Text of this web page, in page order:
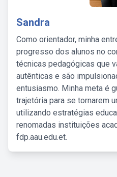
Sandra
Como orientador, minha
progresso dos alunos no
técnicas pedagógicas que
autênticas e são
entusiasmo. Minha meta é
trajetória para se tornarem
utilizando estratégias
renomadas instituições
fdp.aau.edu.et.